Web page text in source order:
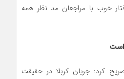
خوب با مراجعان مد نظر همه
است
کرد: جریان کربلا در حقیقت